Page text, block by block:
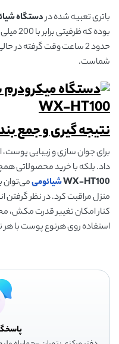
باتری تعبیه شده دردستگاه
بوده
شماست.
نتیجه گیری و جمع
برای جوان سازی و زیبایی پوست،
داد. بلکه با خرید محصولاتی
WX-HT100شیائومیمی‌توان
منزل مراقبت کرد. در نظر
کنار امکان تغییر قدرت مکش،
استفاده روی هرنوع پوست با